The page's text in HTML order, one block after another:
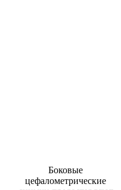
Боковые
цефалометрические